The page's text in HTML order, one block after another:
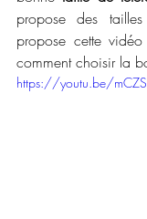
propose des
propose cette
comment choisir la
https://youtu.be/